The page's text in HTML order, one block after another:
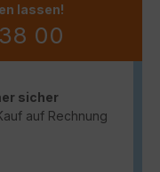
lassen!
00
sicher
auf Rechnung